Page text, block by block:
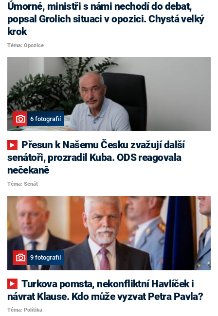
Úmorné, ministři s námi nechodí do debat,
popsal Grolich situaci v opozici. Chystá velký
krok
Téma: Opozice
6 fotografií
senátoři, prozradil Kuba. ODS reagovala
nečekaně
Téma: Senát
9 fotografií
Turkova pomsta, nekonfliktní Havlíček i
návrat Klause. Kdo může vyzvat Petra Pavla?
Téma: Politika